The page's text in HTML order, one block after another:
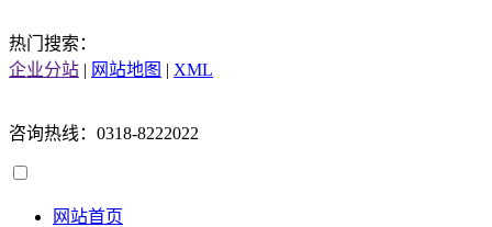
热门搜索：
企业分站 | 网站地图 | XML
咨询热线：0318-8222022
网站首页